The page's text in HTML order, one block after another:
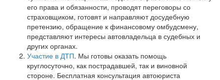
его права и обязанности, проводят переговоры со
страховщиком, готовят и направляют досудебную
претензию, обращение к финансовому омбудсмену,
представляют интересы автовладельца в судебных и
других органах.
Участие в ДТП. Мы готовы оказать помощь
круглосуточно, как пострадавшей, так и виновной
стороне. Бесплатная консультация автоюриста